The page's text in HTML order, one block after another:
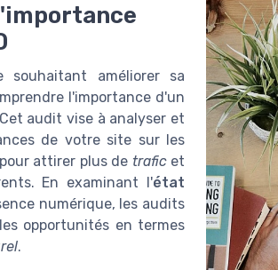
souhaitant améliorer sa
l'importance d'un
audit vise à analyser et
de votre site sur les
pour attirer plus de traficet
En examinant l'état
numérique, les audits
opportunités en termes
.